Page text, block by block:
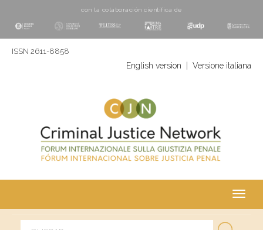
con la colaboración cientí­fica de
ISSN 2611-8858
English version Versione italiana